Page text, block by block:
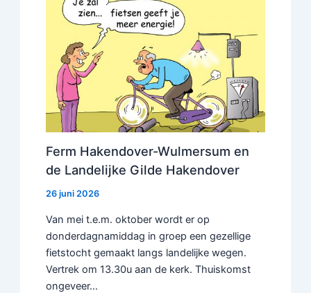
Ferm Hakendover-Wulmersum en
de Landelijke Gilde Hakendover
26 juni 2026
Van mei t.e.m. oktober wordt er op
donderdagnamiddag in groep een gezellige
fietstocht gemaakt langs landelijke wegen.
Vertrek om 13.30u aan de kerk. Thuiskomst
ongeveer…